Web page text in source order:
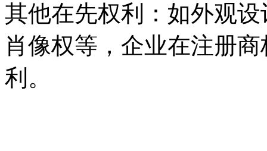
其他在先权利‌：如外观
肖像权等，企业在注册
利。